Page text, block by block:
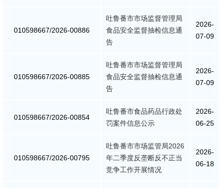
重大建设项目批准和实施
社会公益事业建设
010598667/2026-00886
吐鲁番市市场监督管理局
食品安全监督抽检信息通
告
2026-
07-09
010598667/2026-00885
吐鲁番市市场监督管理局
食品安全监督抽检信息通
告
2026-
07-09
010598667/2026-00854
吐鲁番市食品药品行政处
罚案件信息公示
2026-
06-25
010598667/2026-00795
吐鲁番市市场监管局2026
年二季度反垄断反不正当
竞争工作开展情况
2026-
06-18